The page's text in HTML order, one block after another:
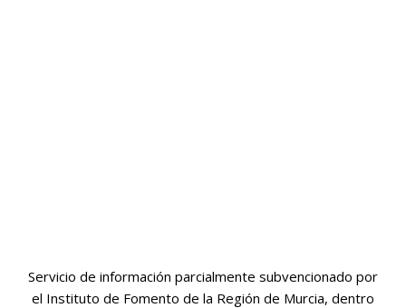
Servicio de información parcialmente subvencionado por
el Instituto de Fomento de la Región de Murcia, dentro